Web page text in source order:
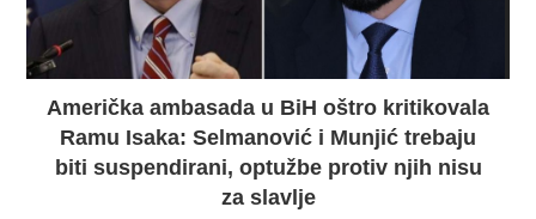
Američka ambasada u BiH oštro kritikovala
Ramu Isaka: Selmanović i Munjić trebaju
biti suspendirani, optužbe protiv njih nisu
za slavlje